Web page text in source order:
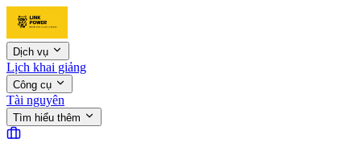
Dịch vụ
Lịch khai giảng
Công cụ
Tài nguyên
Tìm hiểu thêm